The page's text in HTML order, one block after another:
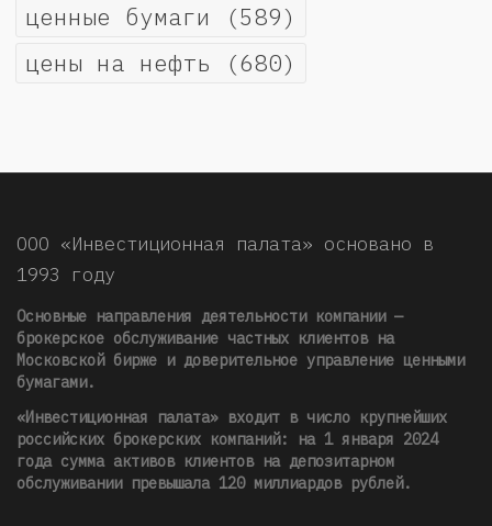
ценные бумаги (589)
цены на нефть (680)
ООО «Инвестиционная палата» основано в
1993 году
Основные направления деятельности компании —
брокерское обслуживание частных клиентов на
Московской бирже и доверительное управление ценными
бумагами.
«Инвестиционная палата» входит в число крупнейших
российских брокерских компаний: на 1 января 2024
года сумма активов клиентов на депозитарном
обслуживании превышала 120 миллиардов рублей.